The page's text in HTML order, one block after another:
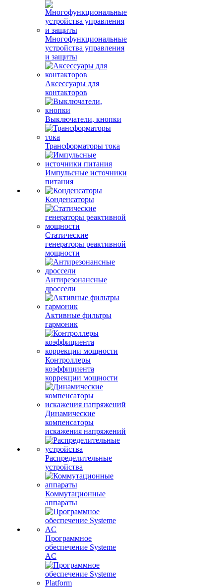
Многофункциональные
устройства управления
и защиты
Аксессуары для
контакторов
Выключатели, кнопки
Трансформаторы тока
Импульсные источники
питания
Конденсаторы
Статические
генераторы реактивной
мощности
Антирезонансные
дроссели
Активные фильтры
гармоник
Контроллеры
коэффициента
коррекции мощности
Динамические
компенсаторы
искажения напряжений
Распределительные
устройства
Коммутационные
аппараты
Программное
обеспечение Systeme
AC